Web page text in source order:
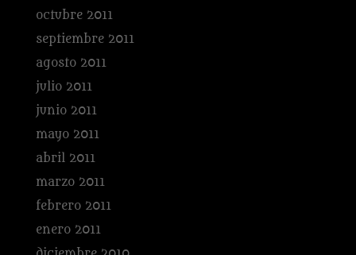
octubre 2011
septiembre 2011
agosto 2011
julio 2011
junio 2011
mayo 2011
abril 2011
marzo 2011
febrero 2011
enero 2011